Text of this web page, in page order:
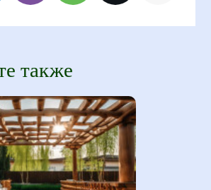
также